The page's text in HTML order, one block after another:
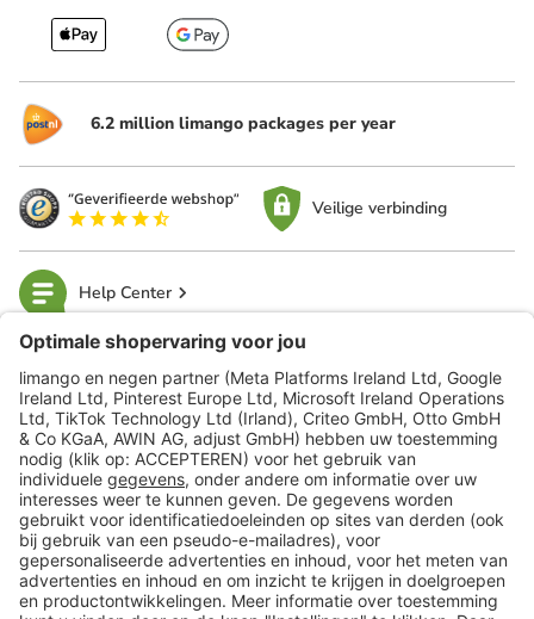
6.2 million limango packages per year
Veilige verbinding
Help Center
limango
Veilig winkelen
Klantenservice
Shop
Acties